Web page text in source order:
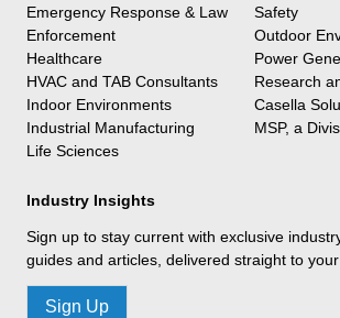
Emergency Response & Law
Enforcement
Healthcare
HVAC and TAB Consultants
Indoor Environments
Industrial Manufacturing
Life Sciences
Safety
Outdoor
Power
Research
Casella
MSP, a
Industry Insights
Sign up to stay current with exclusive
guides and articles, delivered straight to
Sign Up